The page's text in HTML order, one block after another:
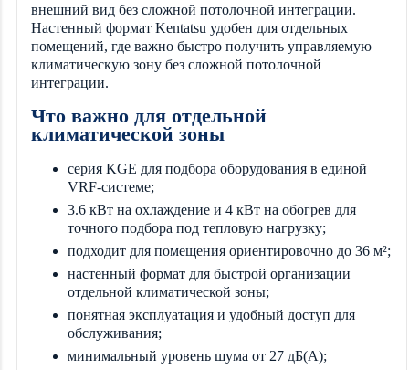
внешний вид без сложной потолочной интеграции.
Настенный формат Kentatsu удобен для отдельных
помещений, где важно быстро получить управляемую
климатическую зону без сложной потолочной
интеграции.
Что важно для отдельной
климатической зоны
серия KGE для подбора оборудования в единой
VRF-системе;
3.6 кВт на охлаждение и 4 кВт на обогрев для
точного подбора под тепловую нагрузку;
подходит для помещения ориентировочно до 36 м²;
настенный формат для быстрой организации
отдельной климатической зоны;
понятная эксплуатация и удобный доступ для
обслуживания;
минимальный уровень шума от 27 дБ(А);